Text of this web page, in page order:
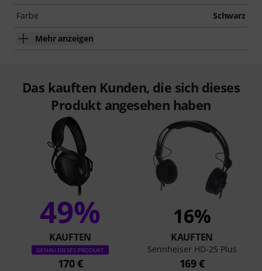
Farbe Schwarz
Mehr anzeigen
Das kauften Kunden, die sich dieses
Produkt angesehen haben
49%
KAUFTEN
GENAU DIESES PRODUKT
170 €
16%
KAUFTEN
Sennheiser HD-25 Plus
169 €